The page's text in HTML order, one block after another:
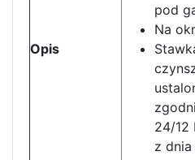
Opis
pod
Na
24/12
z